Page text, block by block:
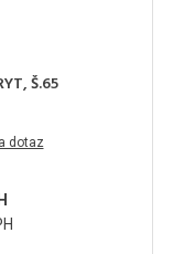
Š.65
dotaz